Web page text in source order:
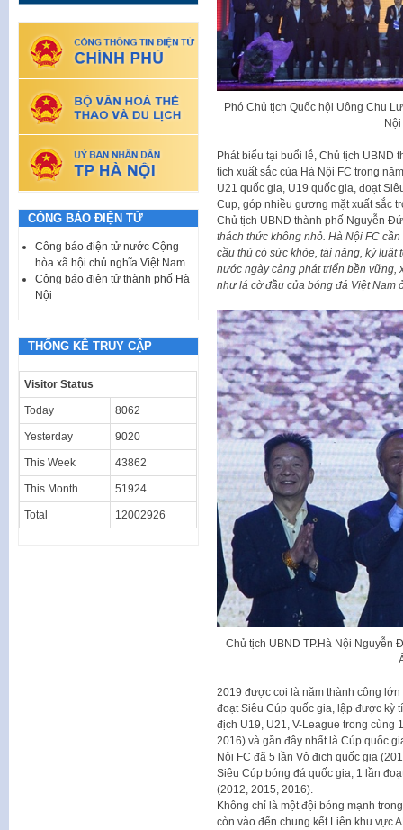
Phó Chủ tịch Quốc hội Uông Chu
Phát biểu tại buổi lễ, Chủ tịch
tích xuất sắc của Hà Nội FC trong
U21 quốc gia, U19 quốc gia, đoạt
Cup, góp nhiều gương mặt xuất sắc
Chủ tịch UBND thành phố Nguyễn
thách thức không nhỏ. Hà Nội FC
cầu thủ có sức khỏe, tài năng, kỷ luật
nước ngày càng phát triển bền vững,
như lá cờ đầu của bóng đá Việt Nam
Chủ tịch UBND TP.Hà Nội Nguyễn
2019 được coi là năm thành công
đoạt Siêu Cúp quốc gia, lập được kỳ
địch U19, U21, V-League trong cùng
2016) và gần đây nhất là Cúp quốc
Nội FC đã 5 lần Vô địch quốc gia
Siêu Cúp bóng đá quốc gia, 1 lần
(2012, 2015, 2016).
Không chỉ là một đội bóng mạnh
còn vào đến chung kết Liên khu vực
CÔNG BÁO ĐIỆN TỬ
Công báo điện tử nước Cộng
hòa xã hội chủ nghĩa Việt Nam
Công báo điện tử thành phố Hà
Nội
THỐNG KÊ TRUY CẬP
Visitor Status
Today 8062
Yesterday 9020
This Week 43862
This Month 51924
Total 12002926